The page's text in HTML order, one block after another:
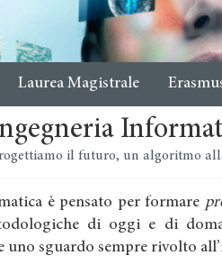
Laurea Magistrale
il futuro, un algoritmo
è pensato per formare
di oggi e di
uno sguardo sempre rivolto